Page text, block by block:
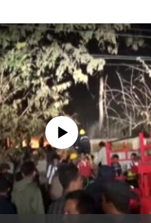
ານຂ່າວ
ໂລຈີ source currently